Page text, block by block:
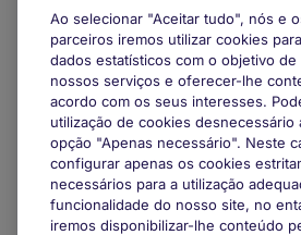
Lisbon
Indefinido
Ao selecionar "Aceitar tudo", nós e
parceiros iremos utilizar cookies
dados estatísticos com o objetivo
nossos serviços e oferecer-lhe
acordo com os seus interesses.
utilização de cookies desnecessário
opção "Apenas necessário". Neste
configurar apenas os cookies
necessários para a utilização
funcionalidade do nosso site, no
iremos disponibilizar-lhe conteúdo